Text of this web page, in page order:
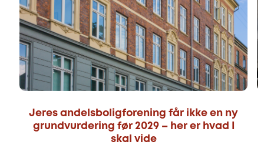
Jeres andelsboligforening får ikke en ny
grundvurdering før 2029 – her er hvad I
skal vide